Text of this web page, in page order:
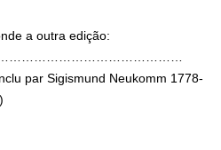
a outra edição:
par Sigismund Neukomm 1778-